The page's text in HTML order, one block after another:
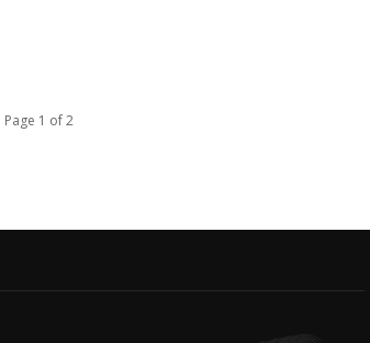
Page 1 of 2